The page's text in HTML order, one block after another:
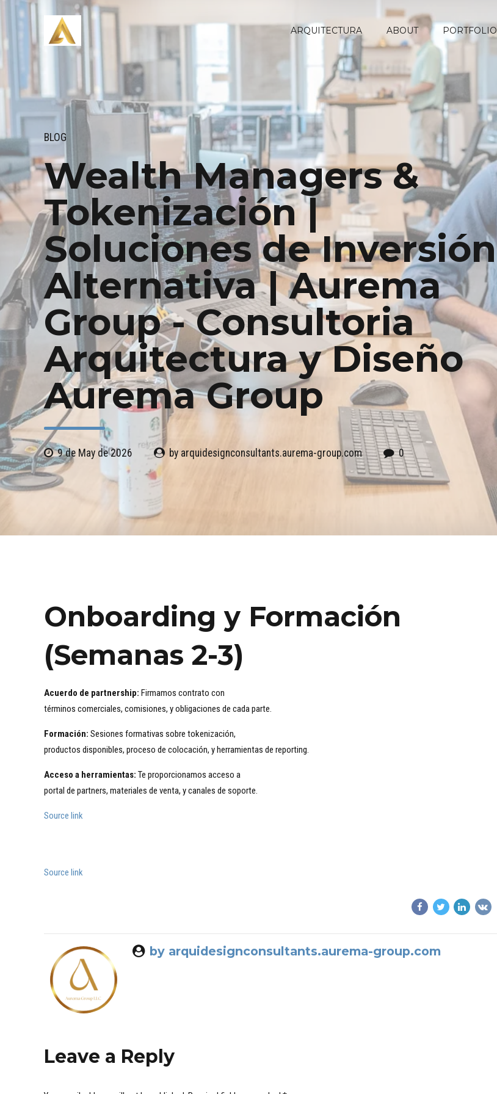
ARQUITECTURA ABOUT PORTFOLIO
BLOG
Wealth Managers &
Tokenización |
Soluciones de Inversión
Alternativa | Aurema
Group - Consultoria
Arquitectura y Diseño
Aurema Group
9 de May de 2026 by arquidesignconsultants.aurema-group.com 0
Onboarding y Formación
(Semanas 2-3)
Acuerdo de partnership: Firmamos contrato con
términos comerciales, comisiones, y obligaciones de cada parte.
Formación: Sesiones formativas sobre tokenización,
productos disponibles, proceso de colocación, y herramientas de reporting.
Acceso a herramientas: Te proporcionamos acceso a
portal de partners, materiales de venta, y canales de soporte.
Source link
Source link
by arquidesignconsultants.aurema-group.com
Leave a Reply